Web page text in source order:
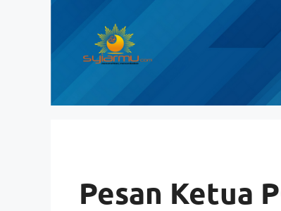
Pesan Ketua